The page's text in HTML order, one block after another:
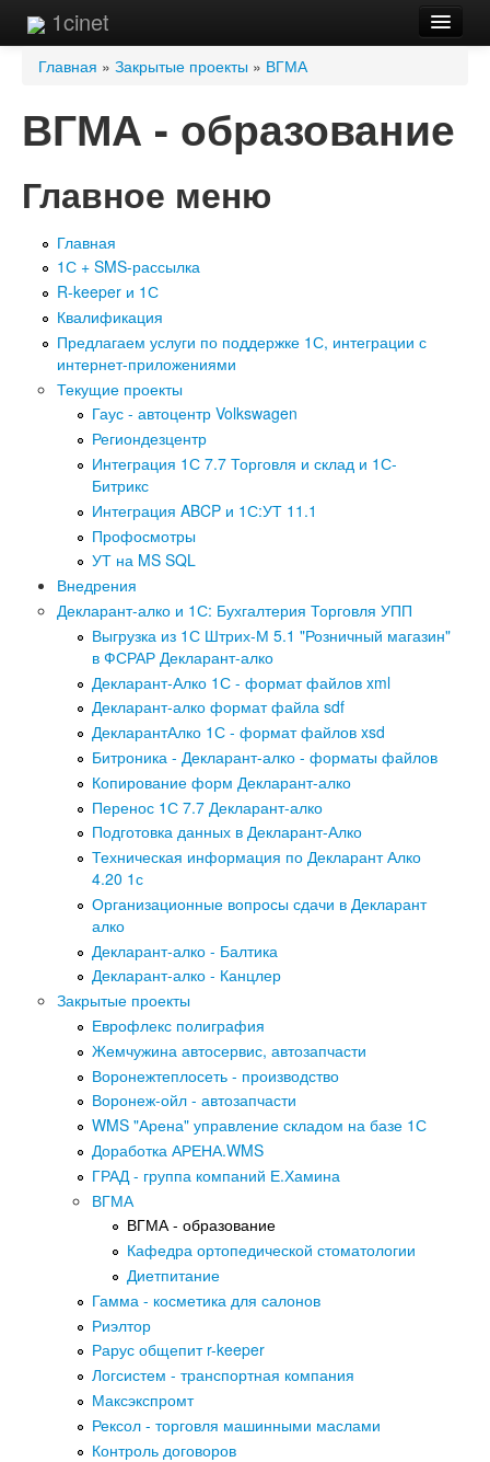
1cinet
Вы здесь
Главная » Закрытые проекты » ВГМА
ВГМА - образование
Главное меню
Главная
1С + SMS-рассылка
R-keeper и 1С
Квалификация
Предлагаем услуги по поддержке 1С, интеграции с
интернет-приложениями
Текущие проекты
Гаус - автоцентр Volkswagen
Региондезцентр
Интеграция 1С 7.7 Торговля и склад и 1С-
Битрикс
Интеграция ABCP и 1С:УТ 11.1
Профосмотры
УТ на MS SQL
Внедрения
Декларант-алко и 1С: Бухгалтерия Торговля УПП
Выгрузка из 1С Штрих-М 5.1 "Розничный магазин"
в ФСРАР Декларант-алко
Декларант-Алко 1С - формат файлов xml
Декларант-алко формат файла sdf
ДекларантАлко 1С - формат файлов xsd
Битроника - Декларант-алко - форматы файлов
Копирование форм Декларант-алко
Перенос 1С 7.7 Декларант-алко
Подготовка данных в Декларант-Алко
Техническая информация по Декларант Алко
4.20 1с
Организационные вопросы сдачи в Декларант
алко
Декларант-алко - Балтика
Декларант-алко - Канцлер
Закрытые проекты
Еврофлекс полиграфия
Жемчужина автосервис, автозапчасти
Воронежтеплосеть - производство
Воронеж-ойл - автозапчасти
WMS "Арена" управление складом на базе 1С
Доработка АРЕНА.WMS
ГРАД - группа компаний Е.Хамина
ВГМА
ВГМА - образование
Кафедра ортопедической стоматологии
Диетпитание
Гамма - косметика для салонов
Риэлтор
Рарус общепит r-keeper
Логсистем - транспортная компания
Максэкспромт
Рексол - торговля машинными маслами
Контроль договоров